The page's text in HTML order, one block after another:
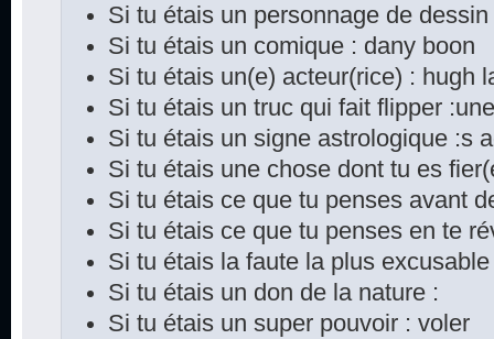
Si tu étais un personnage de
Si tu étais un comique : dany boon
Si tu étais un(e) acteur(rice) : hugh
Si tu étais un truc qui fait flipper
Si tu étais un signe astrologique :s
Si tu étais une chose dont tu es
Si tu étais ce que tu penses avant
Si tu étais ce que tu penses en te
Si tu étais la faute la plus
Si tu étais un don de la nature :
Si tu étais un super pouvoir : voler